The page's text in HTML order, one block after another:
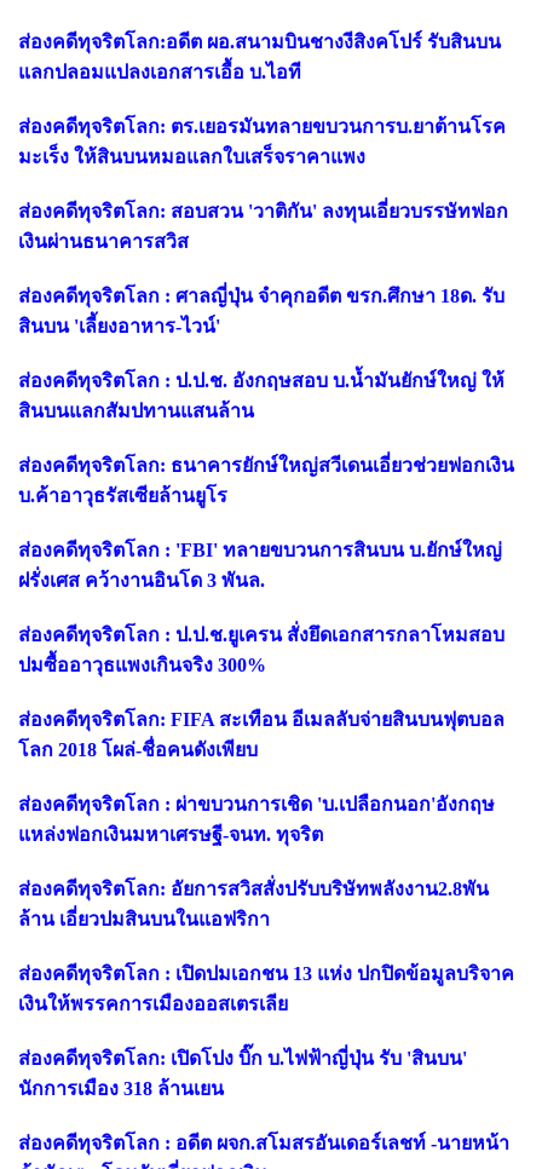
ส่องคดีทุจริตโลก:อดีต ผอ.สนามบินชางงีสิงคโปร์ รับสินบน
แลกปลอมแปลงเอกสารเอื้อ บ.ไอที
ส่องคดีทุจริตโลก: ตร.เยอรมันทลายขบวนการบ.ยาต้านโรค
มะเร็ง ให้สินบนหมอแลกใบเสร็จราคาแพง
ส่องคดีทุจริตโลก: สอบสวน 'วาติกัน' ลงทุนเอี่ยวบรรษัทฟอก
เงินผ่านธนาคารสวิส
ส่องคดีทุจริตโลก : ศาลญี่ปุ่น จำคุกอดีต ขรก.ศึกษา 18ด. รับ
สินบน 'เลี้ยงอาหาร-ไวน์'
ส่องคดีทุจริตโลก : ป.ป.ช. อังกฤษสอบ บ.น้ำมันยักษ์ใหญ่ ให้
สินบนแลกสัมปทานแสนล้าน
ส่องคดีทุจริตโลก: ธนาคารยักษ์ใหญ่สวีเดนเอี่ยวช่วยฟอกเงิน
บ.ค้าอาวุธรัสเซียล้านยูโร
ส่องคดีทุจริตโลก : 'FBI' ทลายขบวนการสินบน บ.ยักษ์ใหญ่
ฝรั่งเศส คว้างานอินโด 3 พันล.
ส่องคดีทุจริตโลก : ป.ป.ช.ยูเครน สั่งยึดเอกสารกลาโหมสอบ
ปมซื้ออาวุธแพงเกินจริง 300%
ส่องคดีทุจริตโลก: FIFA สะเทือน อีเมลลับจ่ายสินบนฟุตบอล
โลก 2018 โผล่-ชื่อคนดังเพียบ
ส่องคดีทุจริตโลก : ผ่าขบวนการเชิด 'บ.เปลือกนอก'อังกฤษ
แหล่งฟอกเงินมหาเศรษฐี-จนท. ทุจริต
ส่องคดีทุจริตโลก: อัยการสวิสสั่งปรับบริษัทพลังงาน2.8พัน
ล้าน เอี่ยวปมสินบนในแอฟริกา
ส่องคดีทุจริตโลก : เปิดปมเอกชน 13 แห่ง ปกปิดข้อมูลบริจาค
เงินให้พรรคการเมืองออสเตรเลีย
ส่องคดีทุจริตโลก: เปิดโปง บิ๊ก บ.ไฟฟ้าญี่ปุ่น รับ 'สินบน'
นักการเมือง 318 ล้านเยน
ส่องคดีทุจริตโลก : อดีต ผจก.สโมสรอันเดอร์เลชท์ -นายหน้า